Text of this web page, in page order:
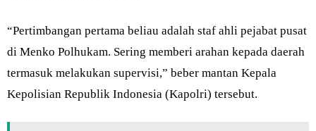
“Pertimbangan pertama beliau adalah staf ahli pejabat pusat
di Menko Polhukam. Sering memberi arahan kepada daerah
termasuk melakukan supervisi,” beber mantan Kepala
Kepolisian Republik Indonesia (Kapolri) tersebut.